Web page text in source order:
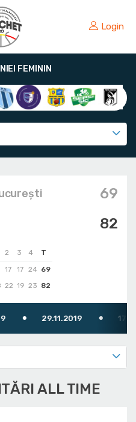
Login
FEMININ
69
2 3 4
T
17 17 24 69
22 19 23 82
82
29.11.2019 17:00
ALL TIME